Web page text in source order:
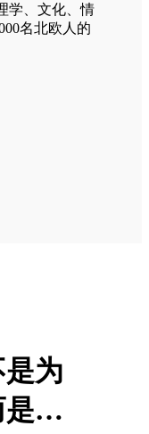
学、文化、情
名北欧人的
为
是…